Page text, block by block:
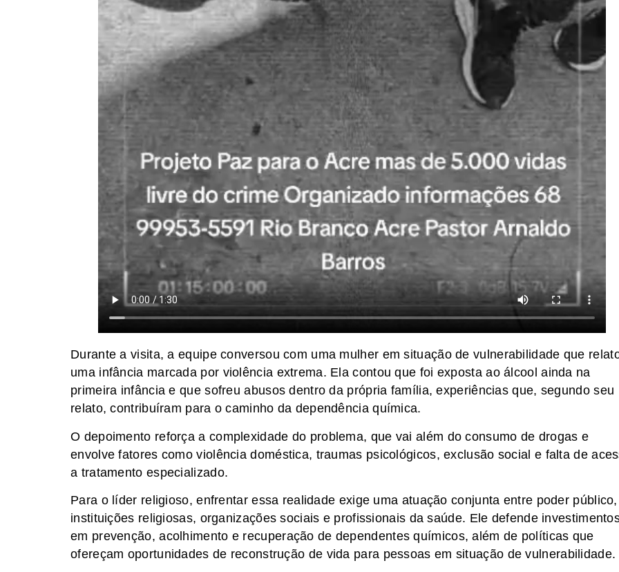
Durante a visita, a equipe conversou com uma mulher em situação de vulnerabilidade que
uma infância marcada por violência extrema. Ela contou que foi exposta ao álcool ainda na
primeira infância e que sofreu abusos dentro da própria família, experiências que, segundo seu
relato, contribuíram para o caminho da dependência química.
O depoimento reforça a complexidade do problema, que vai além do consumo de drogas e
envolve fatores como violência doméstica, traumas psicológicos, exclusão social e falta de
a tratamento especializado.
Para o líder religioso, enfrentar essa realidade exige uma atuação conjunta entre poder público,
instituições religiosas, organizações sociais e profissionais da saúde. Ele defende
em prevenção, acolhimento e recuperação de dependentes químicos, além de políticas que
ofereçam oportunidades de reconstrução de vida para pessoas em situação de vulnerabilidade.